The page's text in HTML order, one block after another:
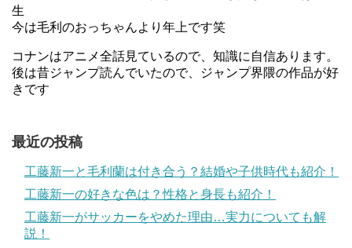
生
今は毛利のおっちゃんより年上です笑
コナンはアニメ全話見ているので、知識に自信あります。
後は昔ジャンプ読んでいたので、ジャンプ界隈の作品が好
きです
最近の投稿
工藤新一と毛利蘭は付き合う？結婚や子供時代も紹介！
工藤新一の好きな色は？性格と身長も紹介！
工藤新一がサッカーをやめた理由…実力についても解
説！